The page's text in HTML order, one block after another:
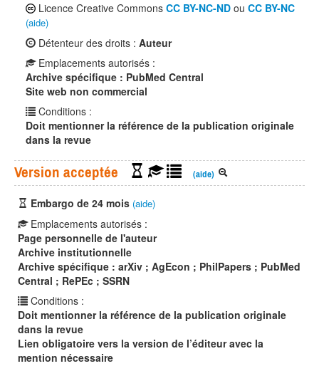
Licence Creative Commons CC BY-NC-ND ou CC BY-NC
(aide)
Détenteur des droits : Auteur
Emplacements autorisés :
Archive spécifique : PubMed Central
Site web non commercial
Conditions :
Doit mentionner la référence de la publication originale
dans la revue
Version acceptée (aide)
Embargo de 24 mois (aide)
Emplacements autorisés :
Page personnelle de l'auteur
Archive institutionnelle
Archive spécifique : arXiv ; AgEcon ; PhilPapers ; PubMed
Central ; RePEc ; SSRN
Conditions :
Doit mentionner la référence de la publication originale
dans la revue
Lien obligatoire vers la version de l’éditeur avec la
mention nécessaire